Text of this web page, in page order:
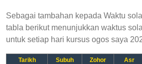
Sebagai tambahan kepada Waktu
tabla berikut menunjukkan waktus
untuk setiap hari kursus ogos saya
Tarikh Subuh Zohor Asr